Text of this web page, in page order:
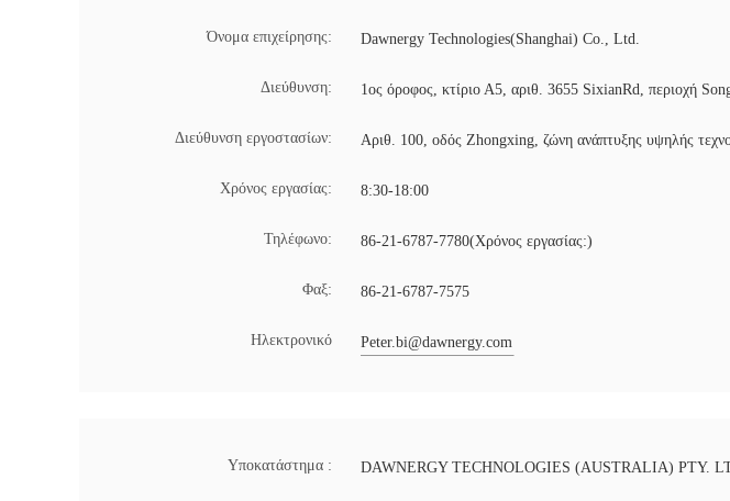
Όνομα επιχείρησης: Dawnergy Technologies(Shanghai) Co., Ltd.
Διεύθυνση: 1ος όροφος, κτίριο Α5, αριθ. 3655 SixianRd, περιοχή
Διεύθυνση εργοστασίων: Αριθ. 100, οδός Zhongxing, ζώνη ανάπτυξης υψηλής
Χρόνος εργασίας: 8:30-18:00
Τηλέφωνο: 86-21-6787-7780(Χρόνος εργασίας:)
Φαξ: 86-21-6787-7575
Ηλεκτρονικό Peter.bi@dawnergy.com
Υποκατάστημα : DAWNERGY TECHNOLOGIES (AUSTRALIA) PTY.